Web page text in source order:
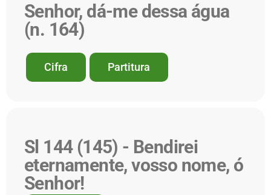
Senhor, dá-me dessa água
(n. 164)
Cifra Partitura
Sl 144 (145) - Bendirei
eternamente, vosso nome, ó
Senhor!